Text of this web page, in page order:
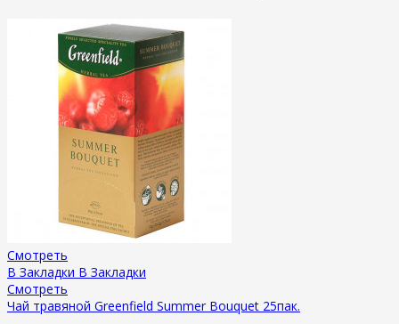
Смотреть
В Закладки В Закладки
Смотреть
Чай травяной Greenfield Summer Bouquet 25пак.